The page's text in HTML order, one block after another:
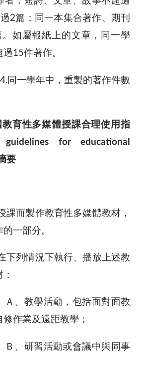
2篇；同一本集合著作、期刊
如屬報紙上的文章，同一學
15件著作。
中，重製的著作件數
教育性多媒體授課合理使用指
for educational
要
課而製作教育性多媒體教材，
一部分。
下列情況下執行、播放上述教
動，包括面對面教
作業及遠距教學；
動或會議中與同事